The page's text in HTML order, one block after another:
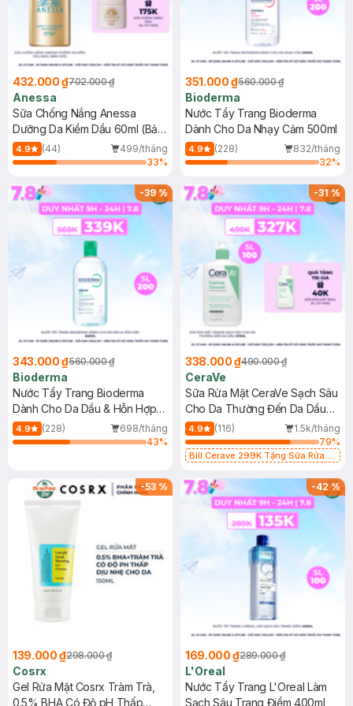
432.000 ₫702.000 ₫
Anessa
Sữa Chống Nắng Anessa
Dưỡng Da Kiềm Dầu 60ml (Bản
Mới)
4.9 (44)
499/tháng
33%
351.000 ₫560.000 ₫
Bioderma
Nước Tẩy Trang Bioderma
Dành Cho Da Nhạy Cảm 500ml
4.9 (228)
832/tháng
32%
-39%
343.000 ₫560.000 ₫
Bioderma
Nước Tẩy Trang Bioderma
Dành Cho Da Dầu & Hỗn Hợp
500ml
4.9 (228)
698/tháng
43%
-31%
338.000 ₫490.000 ₫
CeraVe
Sữa Rửa Mặt CeraVe Sạch Sâu
Cho Da Thường Đến Da Dầu
473ml
4.9 (116)
1.5k/tháng
79%
Bill Cerave 299K Tặng Sữa Rửa
-53 %
139.000 ₫298.000 ₫
Cosrx
Gel Rửa Mặt Cosrx Tràm Trà,
0.5% BHA Có Độ pH Thấp
-42%
169.000 ₫289.000 ₫
L'Oreal
Nước Tẩy Trang L'Oreal Làm
Sạch Sâu Trang Điểm 400ml